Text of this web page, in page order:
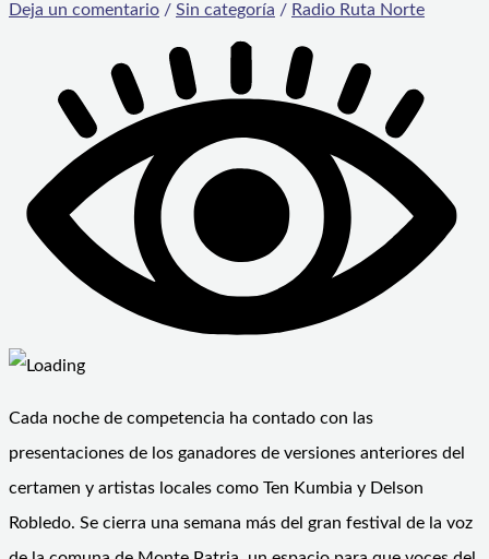
Deja un comentario / Sin categoría / Radio Ruta Norte
Cada noche de competencia ha contado con las
presentaciones de los ganadores de versiones anteriores del
certamen y artistas locales como Ten Kumbia y Delson
Robledo. Se cierra una semana más del gran festival de la voz